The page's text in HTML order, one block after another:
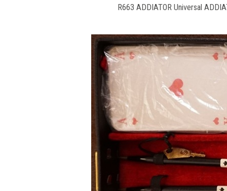
R663 ADDIATOR Universal